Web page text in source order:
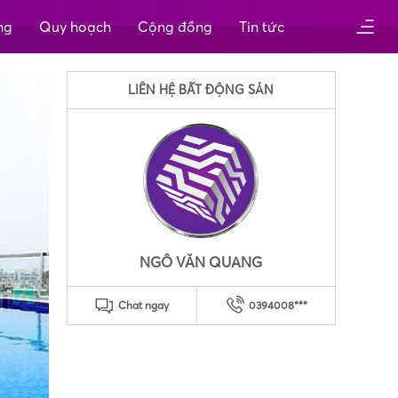
Quy hoạch Cộng đồng Tin tức
LIÊN HỆ BẤT ĐỘNG SẢN
NGÔ VĂN QUANG
Chat ngay 0394008***